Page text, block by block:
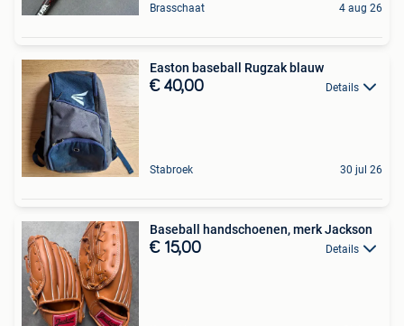
Brasschaat 4 aug 26
Easton baseball Rugzak blauw
€ 40,00 Details
Stabroek 30 jul 26
Baseball handschoenen, merk Jackson
€ 15,00 Details